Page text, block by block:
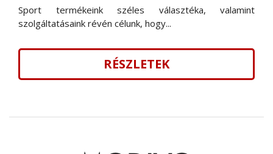
Sport termékeink széles választéka, valamint
szolgáltatásaink révén célunk, hogy...
RÉSZLETEK